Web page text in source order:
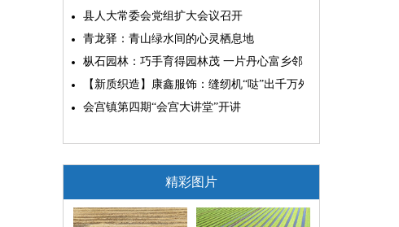
县人大常委会党组扩大会议召开
青龙驿：青山绿水间的心灵栖息地
枞石园林：巧手育得园林茂 一片丹心富乡邻
【新质织造】康鑫服饰：缝纫机“哒”出千万外贸大生意
会宫镇第四期“会宫大讲堂”开讲
精彩图片